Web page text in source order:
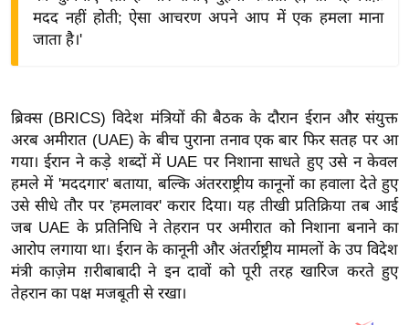
ष
ज्ञ
रा
य
ब
ज
ट
खे
मदद नहीं होती; ऐसा आचरण अपने आप में एक हमला माना
जाता है।'
ब्रिक्स (BRICS) विदेश मंत्रियों की बैठक के दौरान ईरान और संयुक्त
अरब अमीरात (UAE) के बीच पुराना तनाव एक बार फिर सतह पर आ
गया। ईरान ने कड़े शब्दों में UAE पर निशाना साधते हुए उसे न केवल
हमले में 'मददगार' बताया, बल्कि अंतरराष्ट्रीय कानूनों का हवाला देते हुए
उसे सीधे तौर पर 'हमलावर' करार दिया। यह तीखी प्रतिक्रिया तब आई
जब UAE के प्रतिनिधि ने तेहरान पर अमीरात को निशाना बनाने का
आरोप लगाया था। ईरान के कानूनी और अंतर्राष्ट्रीय मामलों के उप विदेश
मंत्री काज़ेम ग़रीबाबादी ने इन दावों को पूरी तरह खारिज करते हुए
तेहरान का पक्ष मजबूती से रखा।